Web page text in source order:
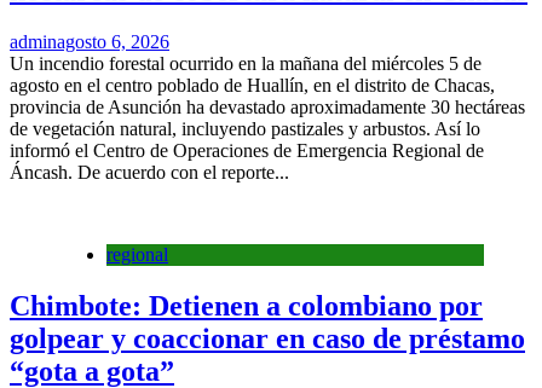
adminagosto 6, 2026
Un incendio forestal ocurrido en la mañana del miércoles 5 de
agosto en el centro poblado de Huallín, en el distrito de Chacas,
provincia de Asunción ha devastado aproximadamente 30 hectáreas
de vegetación natural, incluyendo pastizales y arbustos. Así lo
informó el Centro de Operaciones de Emergencia Regional de
Áncash. De acuerdo con el reporte...
regional
Chimbote: Detienen a colombiano por
golpear y coaccionar en caso de préstamo
“gota a gota”